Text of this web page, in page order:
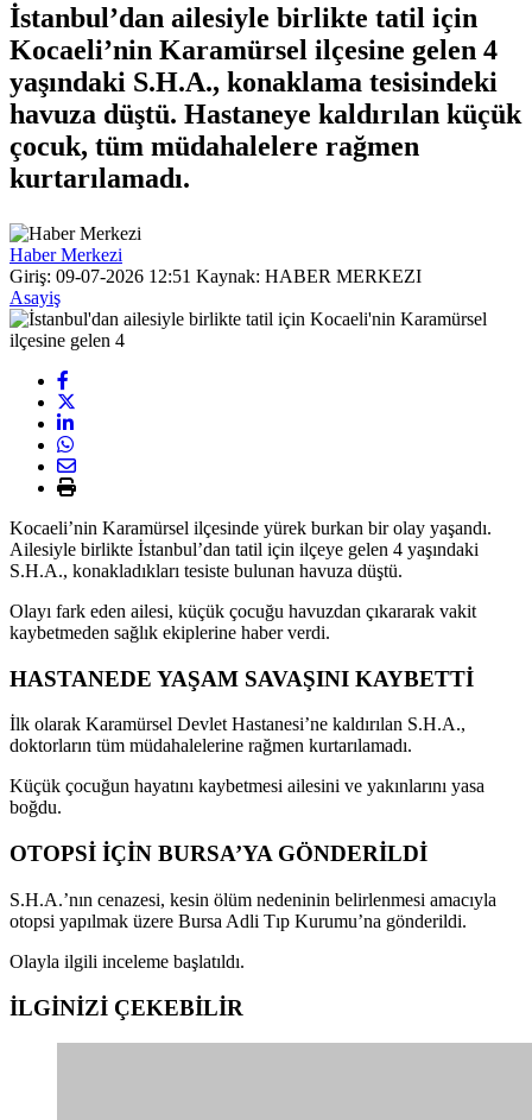
İstanbul’dan ailesiyle birlikte tatil için
Kocaeli’nin Karamürsel ilçesine gelen 4
yaşındaki S.H.A., konaklama tesisindeki
havuza düştü. Hastaneye kaldırılan küçük
çocuk, tüm müdahalelere rağmen
kurtarılamadı.
Haber Merkezi
Giriş: 09-07-2026 12:51 Kaynak: HABER MERKEZI
Asayiş
Kocaeli’nin Karamürsel ilçesinde yürek burkan bir olay yaşandı.
Ailesiyle birlikte İstanbul’dan tatil için ilçeye gelen 4 yaşındaki
S.H.A., konakladıkları tesiste bulunan havuza düştü.
Olayı fark eden ailesi, küçük çocuğu havuzdan çıkararak vakit
kaybetmeden sağlık ekiplerine haber verdi.
HASTANEDE YAŞAM SAVAŞINI KAYBETTİ
İlk olarak Karamürsel Devlet Hastanesi’ne kaldırılan S.H.A.,
doktorların tüm müdahalelerine rağmen kurtarılamadı.
Küçük çocuğun hayatını kaybetmesi ailesini ve yakınlarını yasa
boğdu.
OTOPSİ İÇİN BURSA’YA GÖNDERİLDİ
S.H.A.’nın cenazesi, kesin ölüm nedeninin belirlenmesi amacıyla
otopsi yapılmak üzere Bursa Adli Tıp Kurumu’na gönderildi.
Olayla ilgili inceleme başlatıldı.
İLGİNİZİ ÇEKEBİLİR